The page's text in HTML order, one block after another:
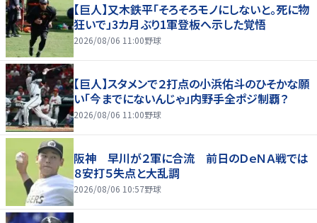
【巨人】又木鉄平「そろそろモノにしないと。死に物
狂いで」3カ月ぶり1軍登板へ示した覚悟
2026/08/06 11:00野球
【巨人】スタメンで２打点の小浜佑斗のひそかな願
い「今までにないんじゃ」内野手全ポジ制覇？
2026/08/06 11:00野球
阪神 早川が２軍に合流 前日のＤｅＮＡ戦では
８安打５失点と大乱調
2026/08/06 10:57野球